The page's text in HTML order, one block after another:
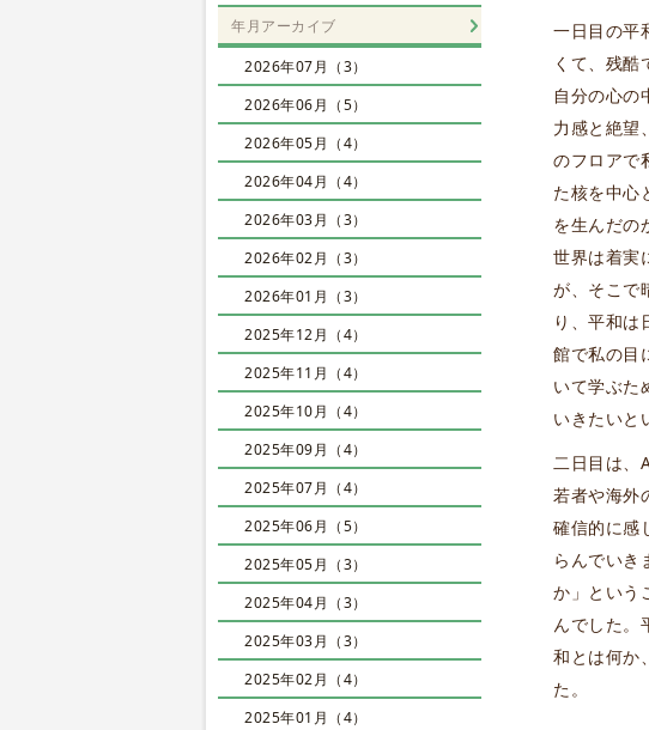
一日目の平
くて、残酷
自分の心の
力感と絶望
のフロアで
た核を中心
を生んだの
世界は着実
が、そこで
り、平和は
館で私の目
いて学ぶた
いきたいと
二日目は、
若者や海外
確信的に感
らんでいき
か」という
んでした。
和とは何か
た。
年月アーカイブ
2026年07月（3）
2026年06月（5）
2026年05月（4）
2026年04月（4）
2026年03月（3）
2026年02月（3）
2026年01月（3）
2025年12月（4）
2025年11月（4）
2025年10月（4）
2025年09月（4）
2025年07月（4）
2025年06月（5）
2025年05月（3）
2025年04月（3）
2025年03月（3）
2025年02月（4）
2025年01月（4）